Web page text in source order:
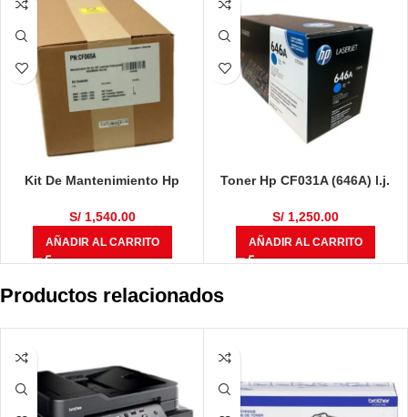
Kit De Mantenimiento Hp
Enterprise M600 / M602 / M603
Black 225,000 Páginas
S/1,540.00
AÑADIR AL CARRITO
Toner Hp CF031A (646A) l.j.
S/1,250.00
AÑADIR AL CARRITO
Productos relacionados